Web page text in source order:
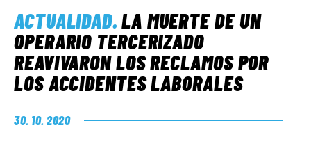
ACTUALIDAD.LA MUERTE DE UN
OPERARIO TERCERIZADO
REAVIVARON LOS RECLAMOS POR
LOS ACCIDENTES LABORALES
30. 10. 2020